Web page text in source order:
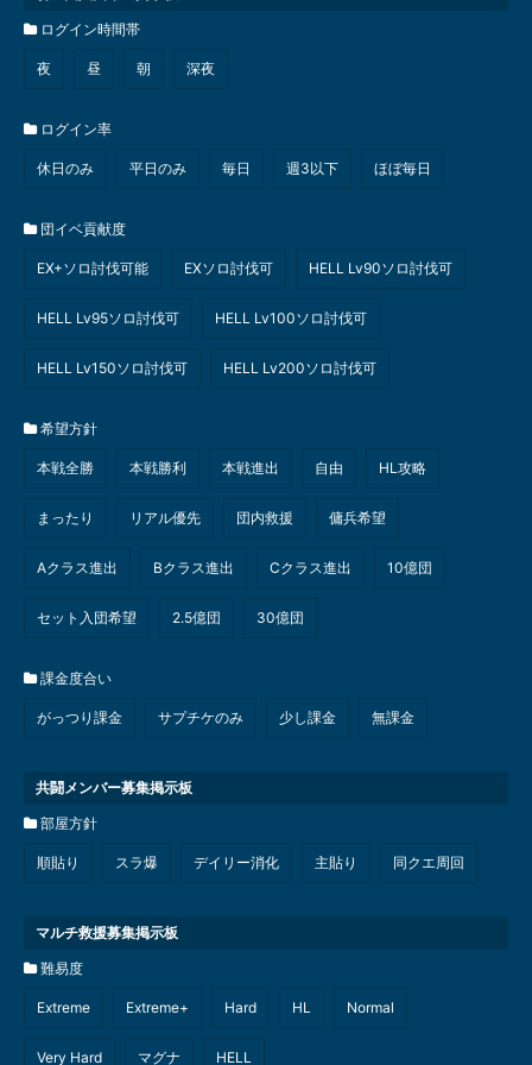
ログイン時間帯
夜 昼 朝 深夜
ログイン率
休日のみ 平日のみ 毎日 週3以下 ほぼ毎日
団イベ貢献度
EX+ソロ討伐可能 EXソロ討伐可 HELL Lv90ソロ討伐可
HELL Lv95ソロ討伐可 HELL Lv100ソロ討伐可
HELL Lv150ソロ討伐可 HELL Lv200ソロ討伐可
希望方針
本戦全勝 本戦勝利 本戦進出 自由 HL攻略
まったり リアル優先 団内救援 傭兵希望
Aクラス進出 Bクラス進出 Cクラス進出 10億団
セット入団希望 2.5億団 30億団
課金度合い
がっつり課金 サプチケのみ 少し課金 無課金
共闘メンバー募集掲示板
部屋方針
順貼り スラ爆 デイリー消化 主貼り 同クエ周回
マルチ救援募集掲示板
難易度
Extreme Extreme+ Hard HL Normal
Very Hard マグナ HELL